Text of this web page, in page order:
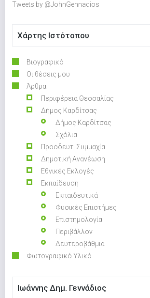
Tweets by @JohnGennadios
Χάρτης Ιστότοπου
Βιογραφικό
Οι θέσεις μου
Άρθρα
Περιφέρεια Θεσσαλίας
Δήμος Καρδίτσας
Δήμος Καρδίτσας
Σχόλια
Προοδευτ. Συμμαχία
Δημοτική Ανανέωση
Εθνικές Εκλογές
Εκπαίδευση
Εκπαιδευτικά
Φυσικές Επιστήμες
Επιστημολογία
Περιβάλλον
Δευτεροβάθμια
Φωτογραφικό Υλικό
Ιωάννης Δημ. Γεννάδιος